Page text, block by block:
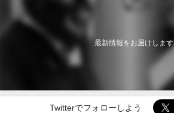
最新情報をお届けします
Twitterでフォローしよう